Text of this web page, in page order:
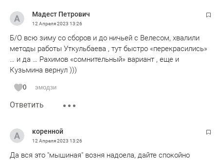
игроками, задачи не решает, молодёжь не развивает ну
вот вообще непонятное назначение. Будем смотреть, хоть
подвинет нас со второго места, ну, а в стыках шансов у
нас ровно ноль.
Мадест Петрович
12 Апреля 2023 13:26
Б/О всю зиму со сборов и до ничьей с Велесом, хвалили
методы работы Уткульбаева , тут быстро «перекрасились»
… и да … Рахимов «сомнительный» вариант , еще и
Кузьмина вернул )))
0 эмодзи
Ответить
коренной
12 Апреля 2023 13:26
Да вся это "мышиная" возня надоела, дайте спокойно